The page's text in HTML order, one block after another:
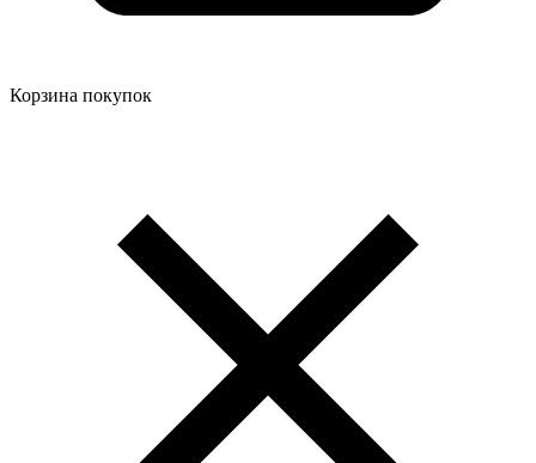
Корзина покупок